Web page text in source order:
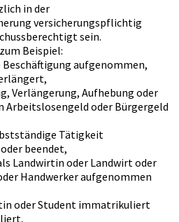
in der
versicherungspflichtig
sein.
Beispiel:
aufgenommen,
Verlängerung, Aufhebung oder
Arbeitslosengeld oder Bürgergeld
Tätigkeit
beendet,
Landwirtin oder Landwirt oder
Handwerker aufgenommen
oder Student immatrikuliert